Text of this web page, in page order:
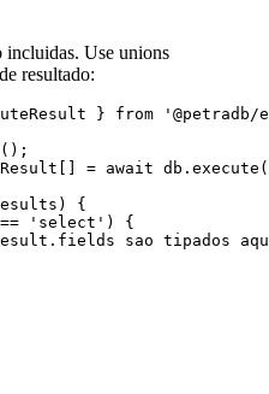
incluidas. Use unions
resultado:
} from ' @petradb/
();
= await db . execute (
{
' select ' ) {
sao tipados